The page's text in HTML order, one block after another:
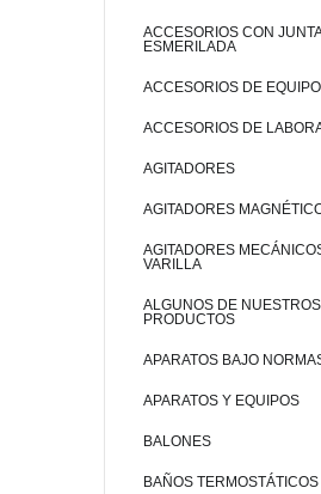
ACCESORIOS CON JUNTA
ESMERILADA
ACCESORIOS DE
ACCESORIOS DE
AGITADORES
AGITADORES
AGITADORES
VARILLA
ALGUNOS DE NUESTROS
PRODUCTOS
APARATOS BAJO
APARATOS Y EQUIPOS
BALONES
BAÑOS TERMOSTÁTICOS